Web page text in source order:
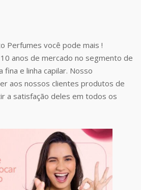
Perfumes você pode mais !
anos de mercado no segmento de
e linha capilar. Nosso
aos nossos clientes produtos de
a satisfação deles em todos os